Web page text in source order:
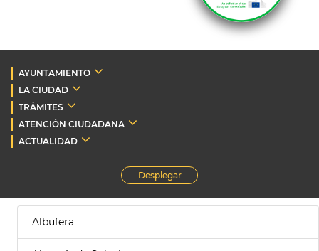
AYUNTAMIENTO
LA CIUDAD
TRÁMITES
ATENCIÓN CIUDADANA
ACTUALIDAD
Desplegar
Albufera